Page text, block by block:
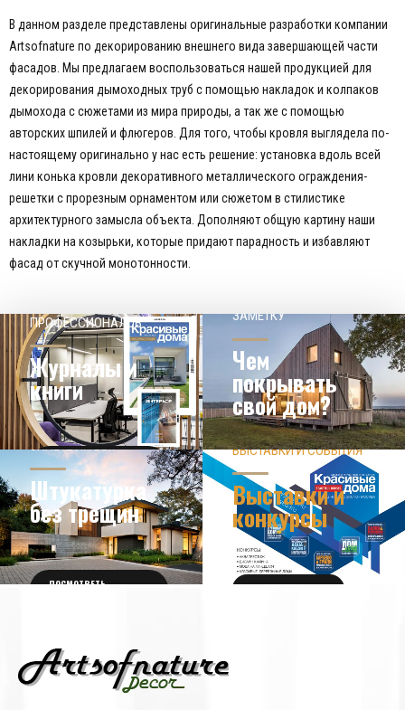
В данном разделе представлены оригинальные разработки компании
Artsofnature по декорированию внешнего вида завершающей части
фасадов. Мы предлагаем воспользоваться нашей продукцией для
декорирования дымоходных труб с помощью накладок и колпаков
дымохода с сюжетами из мира природы, а так же с помощью
авторских шпилей и флюгеров. Для того, чтобы кровля выглядела по-
настоящему оригинально у нас есть решение: установка вдоль всей
лини конька кровли декоративного металлического ограждения-
решетки с прорезным орнаментом или сюжетом в стилистике
архитектурного замысла объекта. Дополняют общую картину наши
накладки на козырьки, которые придают парадность и избавляют
фасад от скучной монотонности.
ПРОФЕССИОНАЛОВ
Журналы и
книги
НОВОСТИ ИЗ МИРА
ДИЗАЙНА
ЗАМЕТКУ
Чем
покрывать
свой дом?
УЗНАТЬ БОЛЬШЕ
ЗНАЕТЕ ЛИ ВЫ?
Штукатурка
без трещин
ПОСМОТРЕТЬ
ВЫСТАВКИ И СОБЫТИЯ
Выставки и
конкурсы
ПОЛУЧИТЬ БИЛЕТ